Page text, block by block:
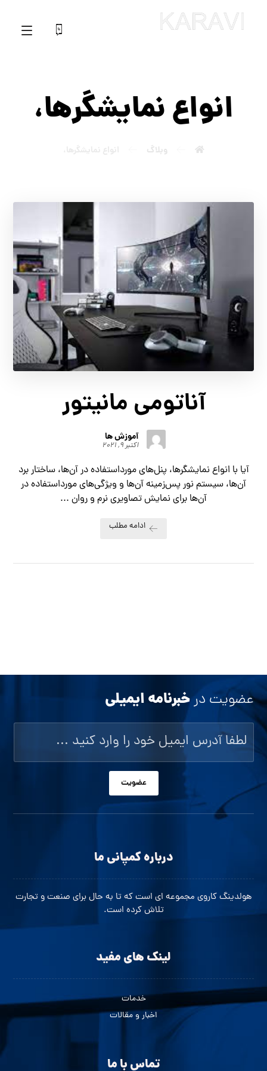
انواع نمایشگرها،
وبلاگ
آناتومی مانیتور
آموزش ها
اکتبر ۹, ۲۰۲۱
آیا با انواع نمایشگرها، پنل‌های مورداستفاده در آن‌ها، ساختار برد
آن‌ها، سیستم نور پس‌زمینه آن‌ها و ویژگی‌های مورداستفاده در
آن‌ها برای نمایش تصاویری نرم و روان ...
ادامه مطلب
عضویت درخبرنامه ایمیلی
عضویت
درباره کمپانی ما
هولدینگ کاروی مجموعه ای است که تا به حال برای صنعت و تجارت
تلاش کرده است.
لینک های مفید
خدمات
اخبار و مقالات
تماس با ما